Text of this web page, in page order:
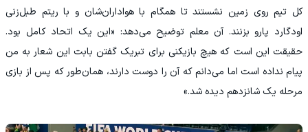
کل تیم روی زمین نشستند تا همگام با هواداران‌شان و با ریتم طبل‌زنی
اودگارد پارو بزنند. آن معلم توضیح می‌دهد: «این یک اتحاد کامل بود.
حقیقت این است که هیچ بازیکنی برای تبریک گفتن بابت این شعار به من
پیام نداده است اما می‌دانم که آن را دوست دارند، همان‌طور که پس از بازی
مرحله یک‌ شانزدهم دیده شد.»